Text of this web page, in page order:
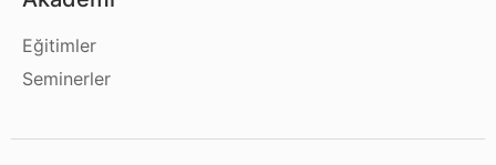
Eğitimler
Seminerler